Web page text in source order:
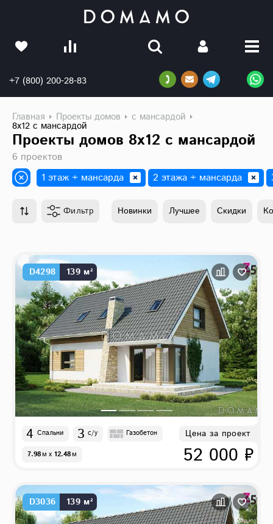
+7 (800) 200-28-83
Главная Проекты домов с мансардой
8х12 с мансардой
Проекты домов 8х12 с мансардой
6 проектов
1 этаж + мансарда
2 этажа + мансарда
Фильтр Новинки Лучшее Скидки
D4298 139 м²
4 Спальни 3 с/у Газобетон
7.98м x 12.48м
Цена за проект
52 000 ₽
D3036 139 м²